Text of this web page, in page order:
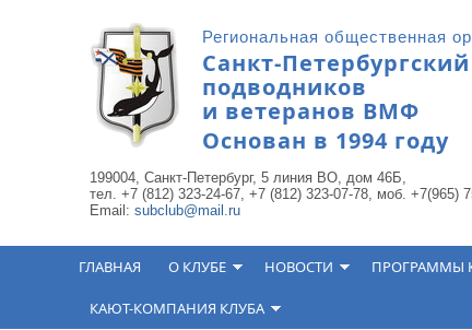
Региональная общественная
Санкт-
подводников
и ветеранов ВМФ
Основан в 1994 году
199004, Санкт-Петербург, 5 линия ВО, дом 46Б,
тел. +7 (812) 323-24-67, +7 (812) 323-07-78, моб. +7(965)
Email: subclub@mail.ru
ГЛАВНАЯ О КЛУБЕ НОВОСТИ ПРОГРАММЫ
КАЮТ-КОМПАНИЯ КЛУБА